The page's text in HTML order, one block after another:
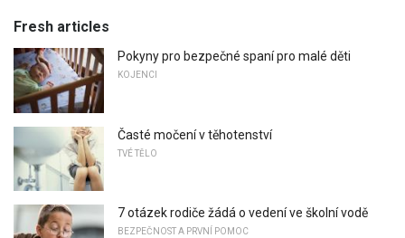
Fresh articles
Pokyny pro bezpečné spaní pro malé děti
KOJENCI
Časté močení v těhotenství
TVÉ TĚLO
7 otázek rodiče žádá o vedení ve školní vodě
BEZPEČNOST A PRVNÍ POMOC